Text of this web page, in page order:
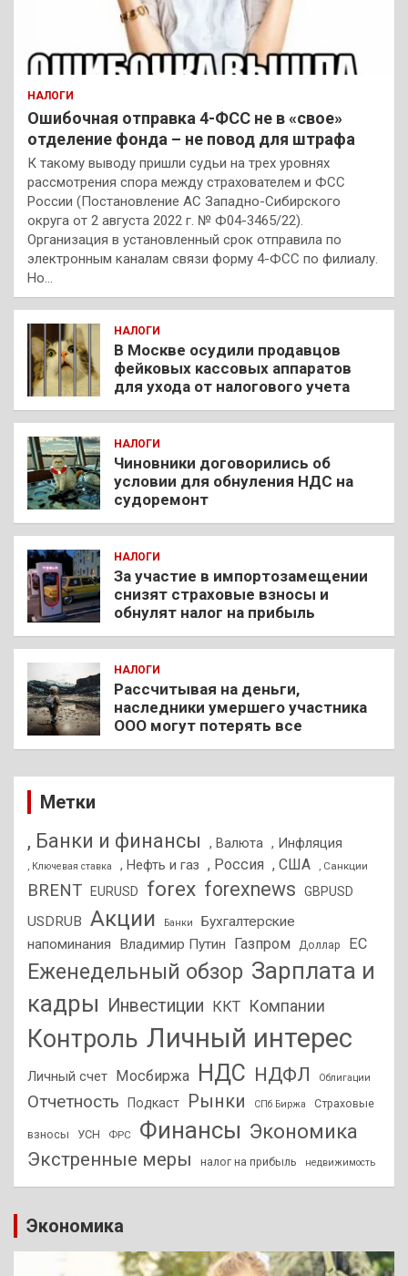
НАЛОГИ
Ошибочная отправка 4-ФСС не в «свое»
отделение фонда – не повод для штрафа
К такому выводу пришли судьи на трех уровнях
рассмотрения спора между страхователем и ФСС
России (Постановление АС Западно-Сибирского
округа от 2 августа 2022 г. № Ф04-3465/22).
Организация в установленный срок отправила по
электронным каналам связи форму 4-ФСС по филиалу.
Но…
НАЛОГИ
В Москве осудили продавцов
фейковых кассовых аппаратов
для ухода от налогового учета
НАЛОГИ
Чиновники договорились об
условии для обнуления НДС на
судоремонт
НАЛОГИ
За участие в импортозамещении
снизят страховые взносы и
обнулят налог на прибыль
НАЛОГИ
Рассчитывая на деньги,
наследники умершего участника
ООО могут потерять все
Метки
, Банки и финансы , Валюта , Инфляция
, Ключевая ставка , Нефть и газ , Россия , США , Санкции
BRENT EURUSD forex forexnews GBPUSD
USDRUB Акции Банки
Бухгалтерские
напоминания
Владимир Путин Газпром Доллар ЕС
Еженедельный обзор Зарплата и
кадры
Инвестиции ККТ Компании
Контроль Личный интерес
Личный счет Мосбиржа НДС НДФЛ Облигации
Отчетность Подкаст Рынки СПб Биржа Страховые
взносы УСН ФРС Финансы Экономика
Экстренные меры налог на прибыль недвижимость
Экономика